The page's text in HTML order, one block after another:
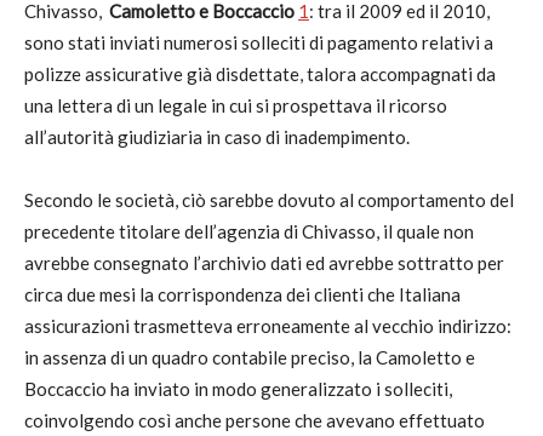
Chivasso, Camoletto e Boccaccio 1: tra il 2009 ed il 2010,
sono stati inviati numerosi solleciti di pagamento relativi a
polizze assicurative già disdettate, talora accompagnati da
una lettera di un legale in cui si prospettava il ricorso
all’autorità giudiziaria in caso di inadempimento.
Secondo le società, ciò sarebbe dovuto al comportamento del
precedente titolare dell’agenzia di Chivasso, il quale non
avrebbe consegnato l’archivio dati ed avrebbe sottratto per
circa due mesi la corrispondenza dei clienti che Italiana
assicurazioni trasmetteva erroneamente al vecchio indirizzo:
in assenza di un quadro contabile preciso, la Camoletto e
Boccaccio ha inviato in modo generalizzato i solleciti,
coinvolgendo così anche persone che avevano effettuato